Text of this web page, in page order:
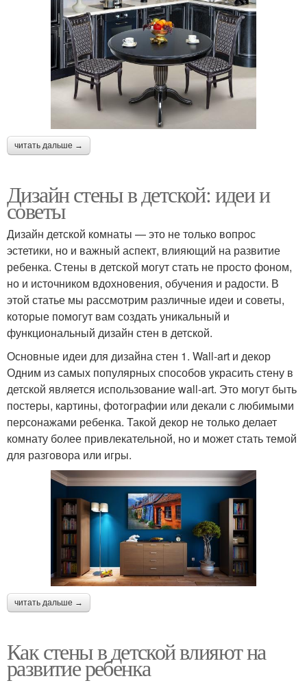
читать дальше →
Дизайн стены в детской: идеи и
советы
Дизайн детской комнаты — это не только вопрос
эстетики, но и важный аспект, влияющий на развитие
ребенка. Стены в детской могут стать не просто фоном,
но и источником вдохновения, обучения и радости. В
этой статье мы рассмотрим различные идеи и советы,
которые помогут вам создать уникальный и
функциональный дизайн стен в детской.
Основные идеи для дизайна стен 1. Wall-art и декор
Одним из самых популярных способов украсить стену в
детской является использование wall-art. Это могут быть
постеры, картины, фотографии или декали с любимыми
персонажами ребенка. Такой декор не только делает
комнату более привлекательной, но и может стать темой
для разговора или игры.
читать дальше →
Как стены в детской влияют на
развитие ребенка